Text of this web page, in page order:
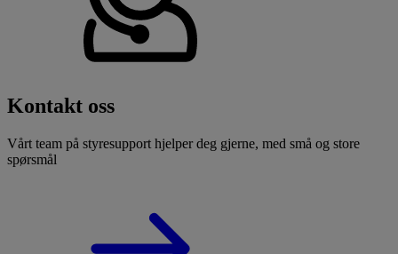
Kontakt oss
Vårt team på styresupport hjelper deg gjerne, med små og store
spørsmål